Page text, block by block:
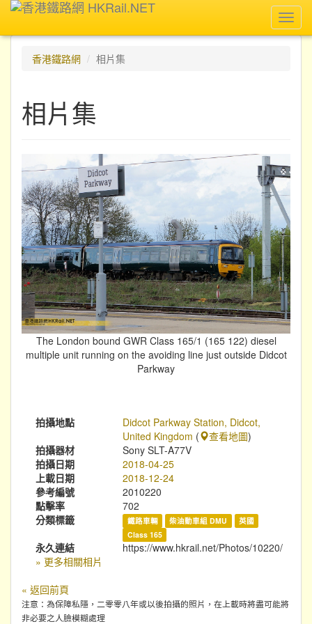
香港鐵路網
相片集
相片集
The London bound GWR Class 165/1 (165 122) diesel
multiple unit running on the avoiding line just outside Didcot
Parkway
拍攝地點
Didcot Parkway Station, Didcot,
United Kingdom ( 查看地圖)
拍攝器材
Sony SLT-A77V
拍攝日期
2018-04-25
上載日期
2018-12-24
參考編號
2010220
點擊率
702
分類標籤
鐵路車輛 柴油動車組 DMU
英國
Class 165
永久連結
https://www.hkrail.net/Photos/10220/
» 更多相關相片
« 返回前頁
注意：為保障私隱，二零零八年或以後拍攝的照片，在上載時將盡可能將
非必要之人臉模糊處理